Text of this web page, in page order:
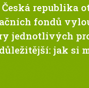
republika
fondů
jednotlivých
jak si